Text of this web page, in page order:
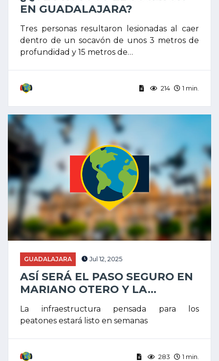
EN GUADALAJARA?
Tres personas resultaron lesionadas al caer
dentro de un socavón de unos 3 metros de
profundidad y 15 metros de…
214 1 min.
GUADALAJARA Jul 12, 2025
ASÍ SERÁ EL PASO SEGURO EN
MARIANO OTERO Y LA...
La infraestructura pensada para los
peatones estará listo en semanas
283 1 min.